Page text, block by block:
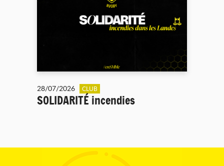
28/07/2026 CLUB
SOLIDARITÉ incendies